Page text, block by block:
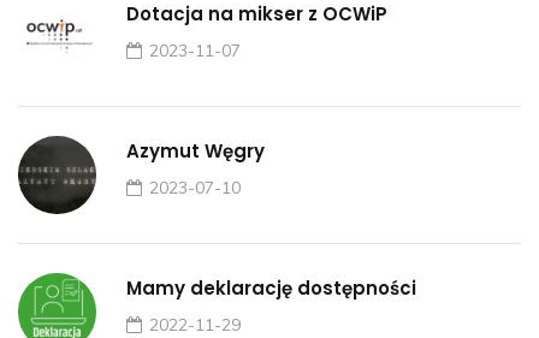
Dotacja na mikser z OCWiP
2023-11-07
Azymut Węgry
2023-07-10
Mamy deklarację dostępności
2022-11-29